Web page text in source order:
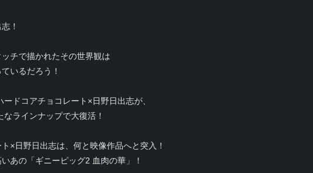
！
チで描かれたその世界観は
いるだろう！
ドコアチョコレート×日野日出志が、
ラインナップで大復活！
×日野日出志は、何と映像作品へと突入！
あの「ギニーピッグ2 血肉の華」！